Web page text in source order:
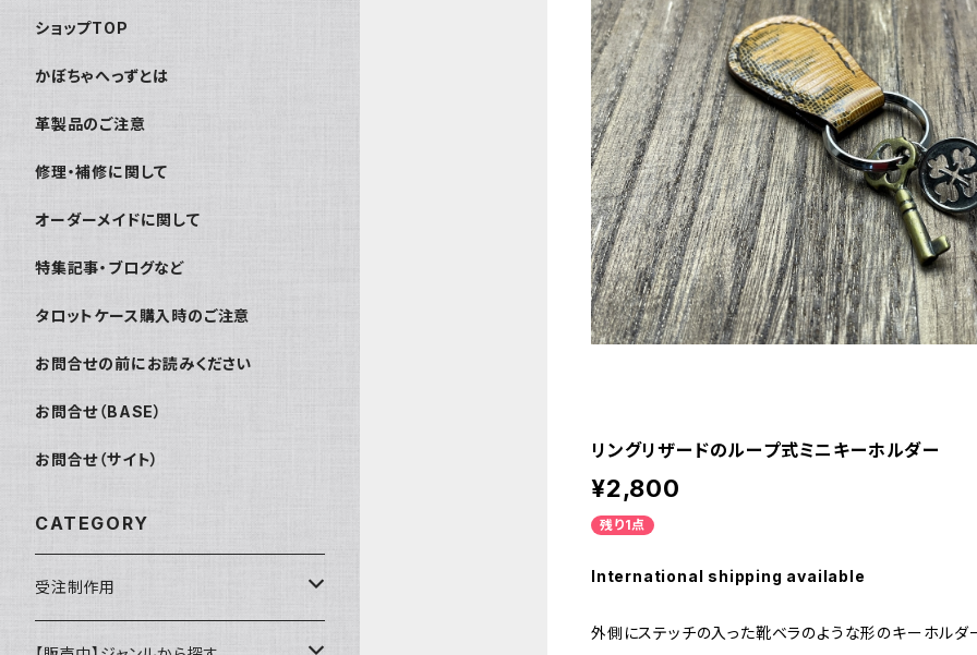
リングリザードのループ式ミニキーホルダー
¥2,800
残り1点
International shipping available
外側にステッチの入った靴ベラのような形のキーホルダ
ショップTOP
かぼちゃへっずとは
革製品のご注意
修理・補修に関して
オーダーメイドに関して
特集記事・ブログなど
タロットケース購入時のご注意
お問合せの前にお読みください
お問合せ（BASE）
お問合せ（サイト）
CATEGORY
受注制作用